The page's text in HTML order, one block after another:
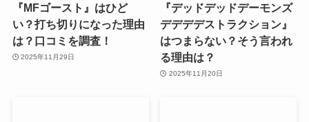
『MFゴースト』はひど
い？打ち切りになった理由
は？口コミを調査！
2025年11月29日
『デッドデッドデーモンズ
デデデデストラクション』
はつまらない？そう言われ
る理由は？
2025年11月20日